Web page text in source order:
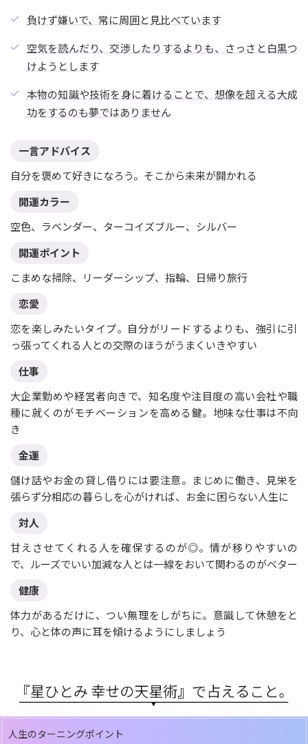
負けず嫌いで、常に周囲と見比べています
空気を読んだり、交渉したりするよりも、さっさと白黒つ
けようとします
本物の知識や技術を身に着けることで、想像を超える大成
功をするのも夢ではありません
一言アドバイス
自分を褒めて好きになろう。そこから未来が開かれる
開運カラー
空色、ラベンダー、ターコイズブルー、シルバー
開運ポイント
こまめな掃除、リーダーシップ、指輪、日帰り旅行
恋愛
恋を楽しみたいタイプ。自分がリードするよりも、強引に引
っ張ってくれる人との交際のほうがうまくいきやすい
仕事
大企業勤めや経営者向きで、知名度や注目度の高い会社や職
種に就くのがモチベーションを高める鍵。地味な仕事は不向
き
金運
儲け話やお金の貸し借りには要注意。まじめに働き、見栄を
張らず分相応の暮らしを心がければ、お金に困らない人生に
対人
甘えさせてくれる人を確保するのが◎。情が移りやすいの
で、ルーズでいい加減な人とは一線をおいて関わるのがベター
健康
体力があるだけに、つい無理をしがちに。意識して休憩をと
り、心と体の声に耳を傾けるようにしましょう
人生のターニングポイント